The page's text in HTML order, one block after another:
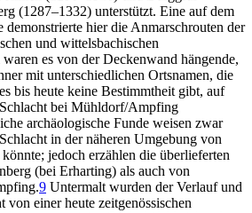
(1287–1332) unterstützt. Eine auf dem
demonstrierte hier die Anmarschrouten der
und wittelsbachischen
es von der Deckenwand hängende,
mit unterschiedlichen Ortsnamen, die
bis heute keine Bestimmtheit gibt, auf
bei Mühldorf/Ampfing
archäologische Funde weisen zwar
in der näheren Umgebung von
jedoch erzählen die überlieferten
(bei Erharting) als auch von
9 Untermalt wurden der Verlauf und
von einer heute zeitgenössischen